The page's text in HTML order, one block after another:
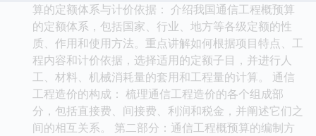
算的定额体系与计价依据： 介绍我国通信工程概预算
的定额体系，包括国家、行业、地方等各级定额的性
质、作用和使用方法。重点讲解如何根据项目特点、工
程内容和计价依据，选择适用的定额子目，并进行人
工、材料、机械消耗量的套用和工程量的计算。 通信
工程造价的构成： 梳理通信工程造价的各个组成部
分，包括直接费、间接费、利润和税金，并阐述它们之
间的相互关系。 第二部分：通信工程概预算的编制方